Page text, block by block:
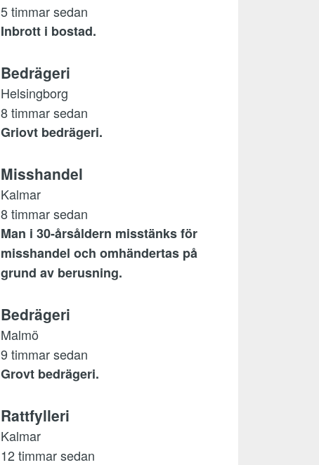
5 timmar sedan
Inbrott i bostad.
Bedrägeri
Helsingborg
8 timmar sedan
Griovt bedrägeri.
Misshandel
Kalmar
8 timmar sedan
Man i 30-årsåldern misstänks för
misshandel och omhändertas på
grund av berusning.
Bedrägeri
Malmö
9 timmar sedan
Grovt bedrägeri.
Rattfylleri
Kalmar
12 timmar sedan